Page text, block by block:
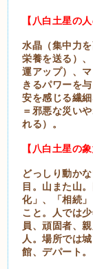
【八白土星の
水晶（集中力
栄養を送る）
運アップ）、
きるパワーを
安を感じる繊
＝邪悪な災い
れる）。
【八白土星の
どっしり動か
目。山また山
化」、「相続
こと。人では
員、頑固者、
人。場所では
館、デパート。